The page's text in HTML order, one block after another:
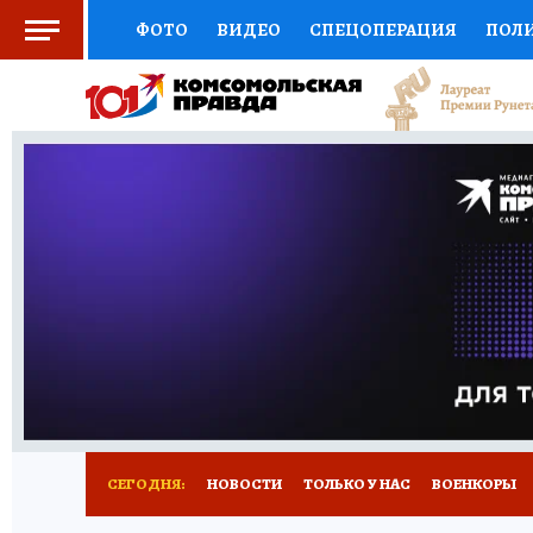
ФОТО ВИДЕО СПЕЦОПЕРАЦИЯ
СОЦПОДДЕРЖКА НАУКА СПОРТ
ВЫБОР ЭКСПЕРТОВ ДОКТОР
ПРОГНОЗЫ НА СПОРТ
НОВОЕ
СЕГОДНЯ: НОВОСТИ ТОЛЬКО У НАС ВОЕНКОРЫ